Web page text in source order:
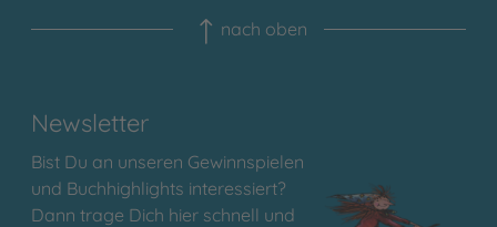
nach oben
Newsletter
Bist Du an unseren Gewinnspielen
und Buchhighlights interessiert?
Dann trage Dich hier schnell und